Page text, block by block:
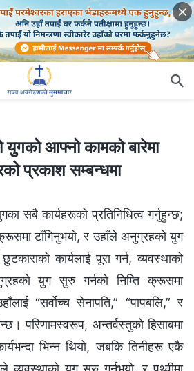
बारेमा परमेश्‍वरको प्रकाश सम्बन्धमा
आफ्नो कामको बारेमा
प्रकाश सम्बन्धमा
सबै कार्यहरूको प्रतिनिधित्व गर्नुहुन्छ;
टाँगिनुभयो, र उहाँले अनुग्रहको युग
कार्यलाई पूरा गर्न, व्यवस्थाको
युग सुरु गर्नको निम्ति क्रूसमा
“सर्वोच्‍च सेनापति,” “पापबलि,” र
परिणामस्वरूप, अन्तर्वस्तुको हिसाबमा
भिन्‍न थियो, जबकि तिनीहरू एकै